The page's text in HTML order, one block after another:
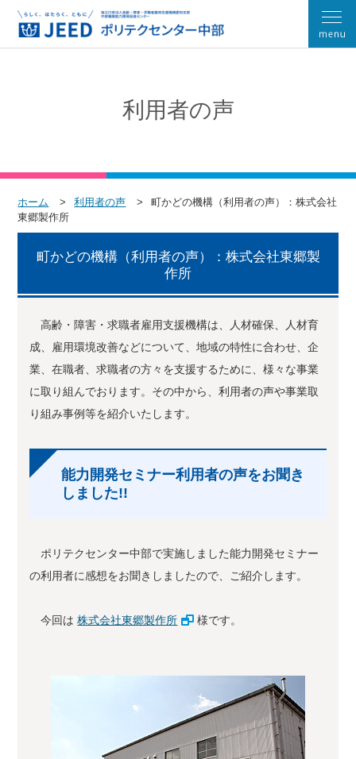
利用者の声
ホーム 利用者の声
町かどの機構（利用者の声）：株式会社
東郷製作所
町かどの機構（利用者の声）：株式会社東郷製
作所
高齢・障害・求職者雇用支援機構は、人材確保、人材育
成、雇用環境改善などについて、地域の特性に合わせ、企
業、在職者、求職者の方々を支援するために、様々な事業
に取り組んでおります。その中から、利用者の声や事業取
り組み事例等を紹介いたします。
能力開発セミナー利用者の声をお聞き
しました!!
ポリテクセンター中部で実施しました能力開発セミナー
の利用者に感想をお聞きしましたので、ご紹介します。
今回は 株式会社東郷製作所 様です。